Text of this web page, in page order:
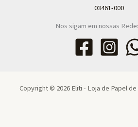
03461-000
Nos sigam em nossas
Copyright © 2026 Eliti - Loja de Papel